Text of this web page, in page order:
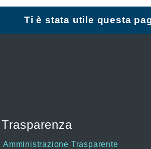
Ti è stata utile questa
Trasparenza
Amministrazione Trasparente